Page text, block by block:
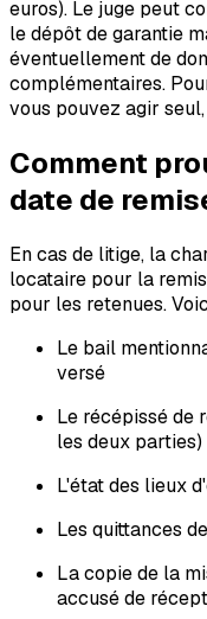
euros). Le juge peut
le dépôt de garantie
éventuellement de
complémentaires.
vous pouvez agir
Comment
date de
En cas de litige, la
locataire pour la
pour les retenues.
Le bail
versé
Le récépissé de
les deux parties)
L'état des lieux
Les quittances
La copie de la
accusé de